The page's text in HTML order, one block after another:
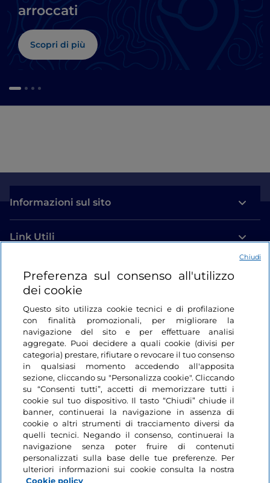
arroccati
Scopri di più
Informazioni sul sito
Link Utili
Login
Restiamo in contatto
Preferenza sul consenso all'utilizzo
dei cookie
Questo sito utilizza cookie tecnici e di profilazione
con finalità promozionali, per migliorare la
navigazione del sito e per effettuare analisi
aggregate. Puoi decidere a quali cookie (divisi per
categoria) prestare, rifiutare o revocare il tuo consenso
in qualsiasi momento accedendo all'apposita
sezione, cliccando su "Personalizza cookie". Cliccando
su “Consenti tutti”, accetti di memorizzare tutti i
cookie sul tuo dispositivo. Il tasto “Chiudi” chiude il
banner, continuerai la navigazione in assenza di
cookie o altri strumenti di tracciamento diversi da
quelli tecnici. Negando il consenso, continuerai la
navigazione senza poter fruire di contenuti
personalizzati sulla base delle tue preferenze. Per
ulteriori informazioni sui cookie consulta la nostra
Cookie policy
Chiudi